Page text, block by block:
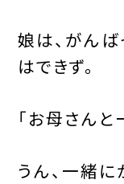
娘は、がん
はできず。
「お母さんと
うん、一緒に